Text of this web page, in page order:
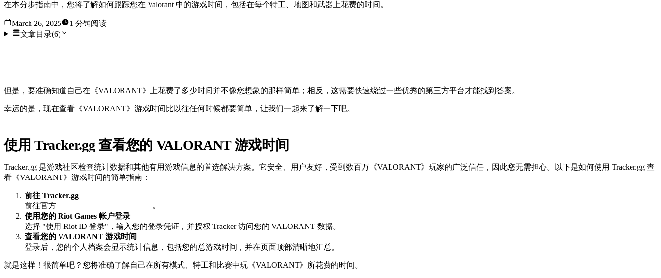
在本分步指南中，您将了解如何跟踪您在 Valorant 中的游戏时间，包括在每个特工、地图和武器上花费的时间。
March 26, 2025
1 分钟阅读
文章目录(6)
但是，要准确知道自己在《VALORANT》上花费了多少时间并不像您想象的那样简单；相反，这需要快速绕过一些优秀的第三方平台才能找到答案。
幸运的是，现在查看《VALORANT》游戏时间比以往任何时候都要简单，让我们一起来了解一下吧。
使用 Tracker.gg 查看您的 VALORANT 游戏时间
Tracker.gg 是游戏社区检查统计数据和其他有用游戏信息的首选解决方案。它安全、用户友好，受到数百万《VALORANT》玩家的广泛信任，因此您无需担心。以下是如何使用 Tracker.gg 查
看《VALORANT》游戏时间的简单指南：
前往 Tracker.gg
前往官方
。
使用您的 Riot Games 帐户登录
选择 "使用 Riot ID 登录"，输入您的登录凭证，并授权 Tracker 访问您的 VALORANT 数据。
查看您的 VALORANT 游戏时间
登录后，您的个人档案会显示统计信息，包括您的总游戏时间，并在页面顶部清晰地汇总。
就是这样！很简单吧？您将准确了解自己在所有模式、特工和比赛中玩《VALORANT》所花费的时间。